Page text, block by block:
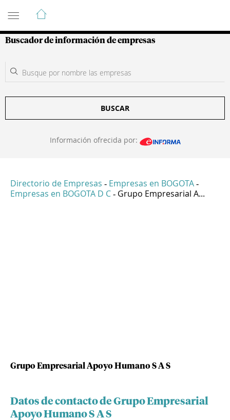
Guía de Empresas Colombianas
Buscador de información de empresas
BUSCAR
Información ofrecida por:
Directorio de Empresas - Empresas en BOGOTA -
Empresas en BOGOTA D C - Grupo Empresarial A...
Grupo Empresarial Apoyo Humano S A S
Datos de contacto de Grupo Empresarial
Apoyo Humano S A S